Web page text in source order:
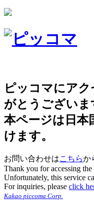
ピッコマにア
がとうございま
本ページは日本
けます。
お問い合わせはこちらか
Thank you for accessing the
Unfortunately, this service
For inquiries, please click
Kakao piccoma Corp.